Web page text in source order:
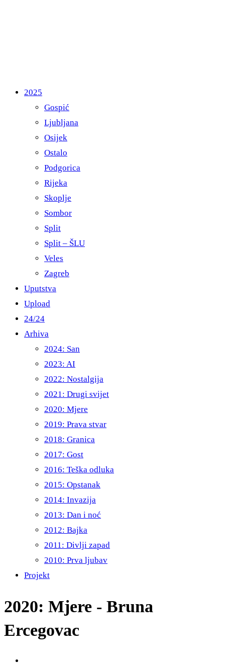
2025
Gospić
Ljubljana
Osijek
Ostalo
Podgorica
Rijeka
Skoplje
Sombor
Split
Split – ŠLU
Veles
Zagreb
Uputstva
Upload
24/24
Arhiva
2024: San
2023: AI
2022: Nostalgija
2021: Drugi svijet
2020: Mjere
2019: Prava stvar
2018: Granica
2017: Gost
2016: Teška odluka
2015: Opstanak
2014: Invazija
2013: Dan i noć
2012: Bajka
2011: Divlji zapad
2010: Prva ljubav
Projekt
2020: Mjere - Bruna
Ercegovac